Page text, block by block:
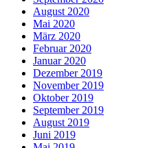
August 2020
Mai 2020
März 2020
Februar 2020
Januar 2020
Dezember 2019
November 2019
Oktober 2019
September 2019
August 2019
Juni 2019